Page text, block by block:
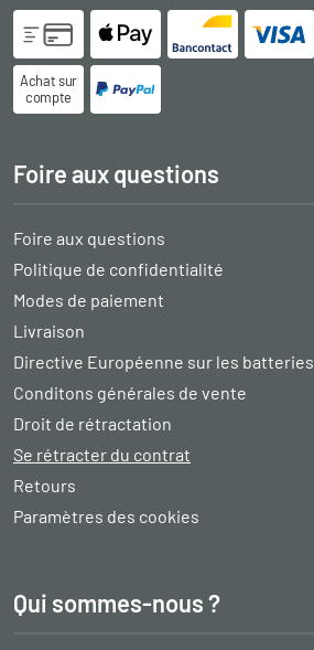
Achat sur
compte
Foire aux questions
Foire aux questions
Politique de confidentialité
Modes de paiement
Livraison
Directive Européenne sur les batteries
Conditons générales de vente
Droit de rétractation
Se rétracter du contrat
Retours
Paramètres des cookies
Qui sommes-nous ?